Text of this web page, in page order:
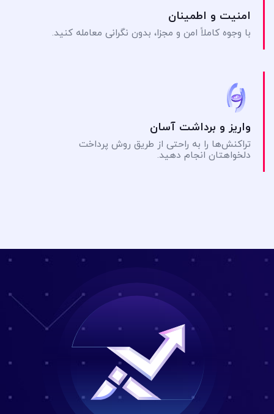
امنیت و اطمینان
با وجوه کاملاً امن و مجزا، بدون نگرانی معامله کنید.
واریز و برداشت آسان
تراکنش‌ها را به راحتی از طریق روش پرداخت
دلخواهتان انجام دهید.